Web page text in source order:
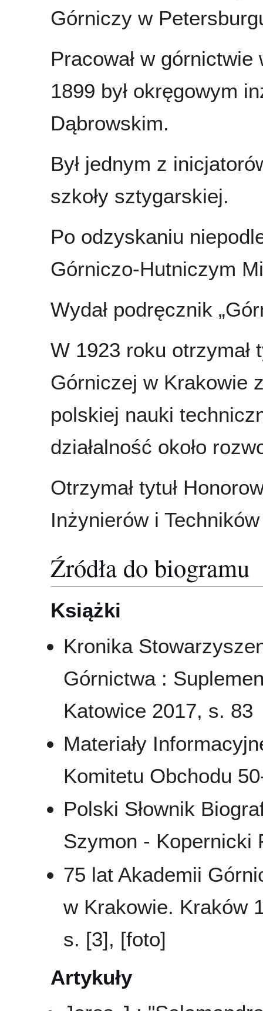
Górniczy w
Pracował w
1899 był okręgowym
Dąbrowskim.
Był jednym z
szkoły sztygarskiej.
Po odzyskaniu
Górniczo-Hutniczym
Wydał podręcznik
W 1923 roku otrzymał
Górniczej w Krakowie
polskiej nauki
działalność około
Otrzymał tytuł
Inżynierów i
Źródła do biogramu
Książki
Kronika
Górnictwa :
Katowice 2017, s. 83
Materiały
Komitetu Obchodu
Polski Słownik
Szymon - Kopernicki
75 lat Akademii
w Krakowie. Kraków
s. [3], [foto]
Artykuły